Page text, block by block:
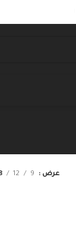
عرض 9
12